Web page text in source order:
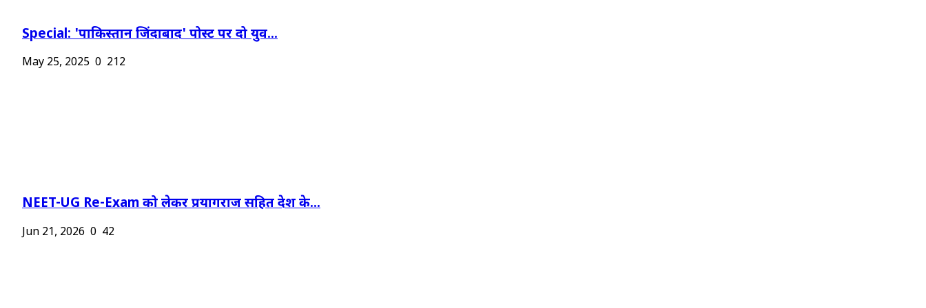
Special: 'पाकिस्तान जिंदाबाद' पोस्ट पर दो युव...
May 25, 2025 0 212
NEET-UG Re-Exam को लेकर प्रयागराज सहित देश के...
Jun 21, 2026 0 42